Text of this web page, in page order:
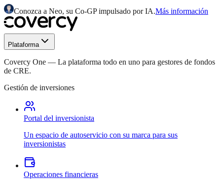
Conozca a Neo, su Co-GP impulsado por IA.Más información
Plataforma
Covercy One — La plataforma todo en uno para gestores de fondos
de CRE.
Gestión de inversiones
Portal del inversionista
Un espacio de autoservicio con su marca para sus
inversionistas
Operaciones financieras